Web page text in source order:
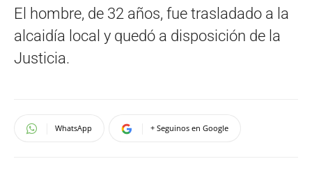
El hombre, de 32 años, fue trasladado a la
alcaidía local y quedó a disposición de la
Justicia.
WhatsApp + Seguinos en Google